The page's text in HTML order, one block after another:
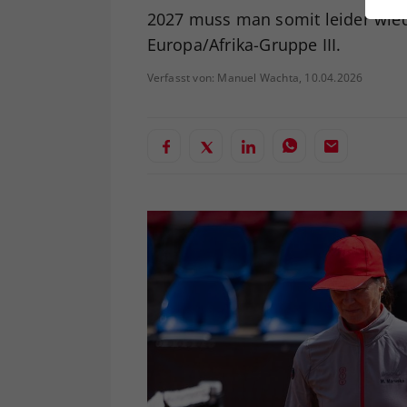
2027 muss man somit leider
Europa/Afrika-Gruppe III.
Verfasst von: Manuel Wachta, 10.04.2026